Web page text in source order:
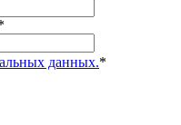
данных.*